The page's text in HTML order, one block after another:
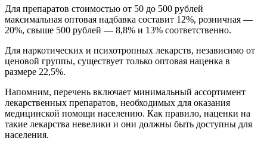
Для препаратов стоимостью от 50 до 500 рублей
максимальная оптовая надбавка составит 12%, розничная —
20%, свыше 500 рублей — 8,8% и 13% соответственно.
Для наркотических и психотропных лекарств, независимо от
ценовой группы, существует только оптовая наценка в
размере 22,5%.
Напомним, перечень включает минимальный ассортимент
лекарственных препаратов, необходимых для оказания
медицинской помощи населению. Как правило, наценки на
такие лекарства невелики и они должны быть доступны для
населения.